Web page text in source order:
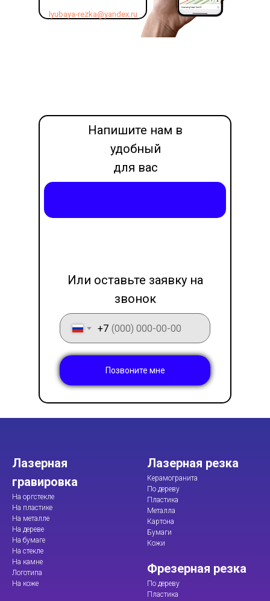
+7
Позвоните мне
Напишите нам в
удобный
для вас
месседжер
Или оставьте заявку на
звонок
lyubaya-rezka@yandex.ru
Лазерная
гравировка
На оргстекле
На пластике
На металле
На дереве
На бумаге
На стекле
На камне
Логотипа
На коже
Лазерная резка
Керамогранита
По дереву
Пластика
Металла
Картона
Бумаги
Кожи
Фрезерная резка
По дереву
Пластика